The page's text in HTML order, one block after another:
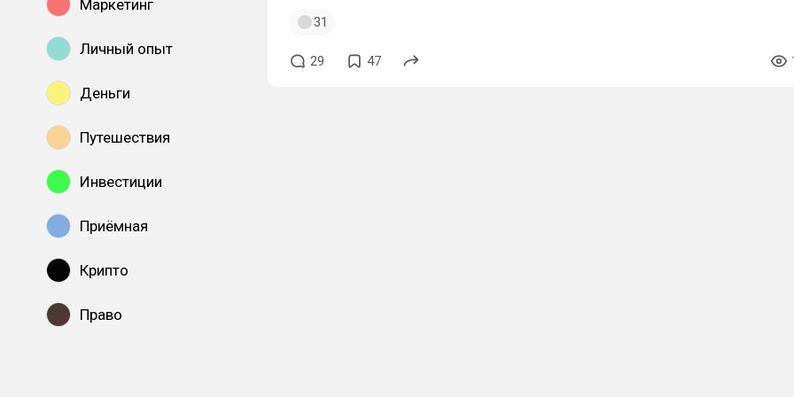
Маркетинг
Личный опыт
Деньги
Путешествия
Инвестиции
Приёмная
Крипто
Право
31
29 47